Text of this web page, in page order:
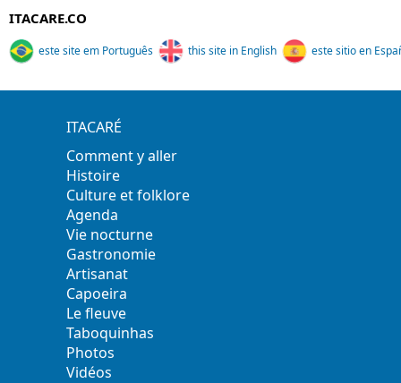
ITACARE.CO
este site em Português this site in English este sitio en
ITACARÉ
Comment y aller
Histoire
Culture et folklore
Agenda
Vie nocturne
Gastronomie
Artisanat
Capoeira
Le fleuve
Taboquinhas
Photos
Vidéos